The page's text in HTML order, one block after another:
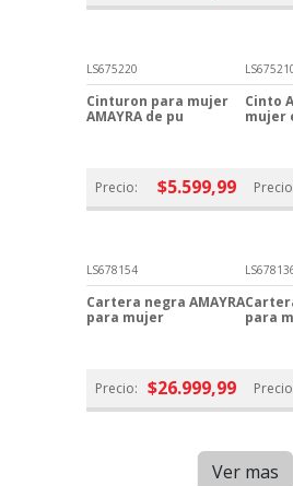
LS675220
Cinturon para mujer
AMAYRA de pu
Precio: $5.599,99
Cinto
mujer
LS678154
Cartera negra AMAYRA
para mujer
Precio: $26.999,99
para
Ver mas